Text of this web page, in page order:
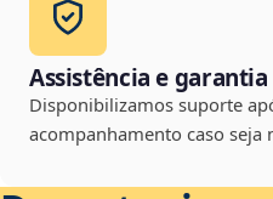
Assistência e garantia
Disponibilizamos suporte
acompanhamento caso seja